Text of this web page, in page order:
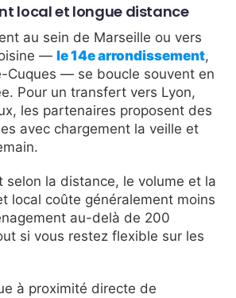
local et longue distance
au sein de Marseille ou vers
— le 14e arrondissement,
Cuques — se boucle souvent en
Pour un transfert vers Lyon,
les partenaires proposent des
avec chargement la veille et
selon la distance, le volume et la
local coûte généralement moins
au-delà de 200
si vous restez flexible sur les
à proximité directe de